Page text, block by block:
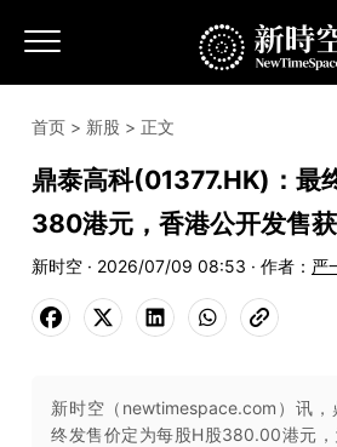
首页 > 新股 > 正文
鼎泰高科(01377.HK)：最
380港元，香港公开发售
新时空 · 2026/07/09 08:53 · 作者： 严
新时空（newtimespace.com）讯
终发售价定为每股H股380.00港元